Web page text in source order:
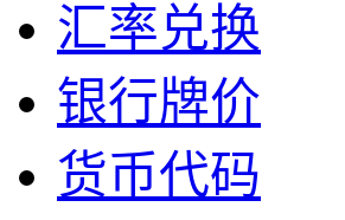
汇率兑换
银行牌价
货币代码